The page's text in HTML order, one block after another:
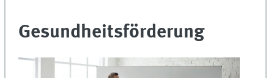
Gesundheitsförderung